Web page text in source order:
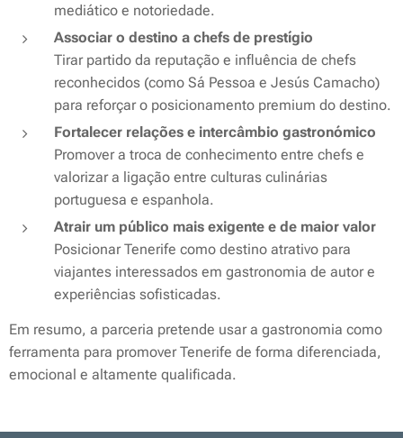
mediático e notoriedade.
Associar o destino a chefs de prestígio
Tirar partido da reputação e influência de chefs
reconhecidos (como Sá Pessoa e Jesús Camacho)
para reforçar o posicionamento premium do destino.
Fortalecer relações e intercâmbio gastronómico
Promover a troca de conhecimento entre chefs e
valorizar a ligação entre culturas culinárias
portuguesa e espanhola.
Atrair um público mais exigente e de maior valor
Posicionar Tenerife como destino atrativo para
viajantes interessados em gastronomia de autor e
experiências sofisticadas.
Em resumo, a parceria pretende usar a gastronomia como
ferramenta para promover Tenerife de forma diferenciada,
emocional e altamente qualificada.